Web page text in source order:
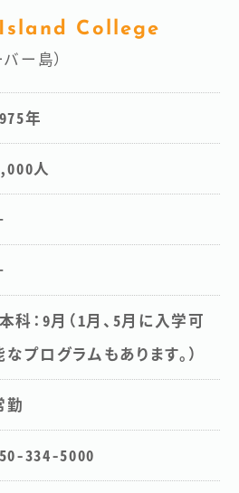
College
ー島）
年
人
科：9月（1月、5月に入学可
なプログラムもあります。）
勤
334-5000